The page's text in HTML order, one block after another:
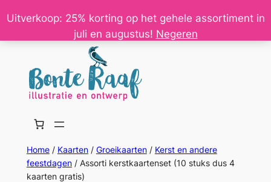
Uitverkoop: 25% korting op het gehele assortiment in
juli en augustus! Negeren
Ga
de
Home/ Kaarten/ Groeikaarten/ Kerst en andere
feestdagen/ Assorti kerstkaartenset (10 stuks dus 4
kaarten gratis)